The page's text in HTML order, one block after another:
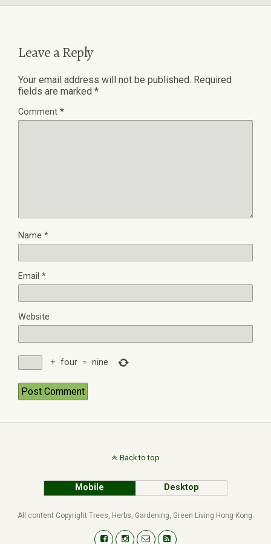
Leave a Reply
Your email address will not be published. Required
fields are marked *
Comment *
Name *
Email *
Website
+ four = nine
Back to top
Mobile Desktop
All content Copyright Trees, Herbs, Gardening, Green Living Hong Kong.